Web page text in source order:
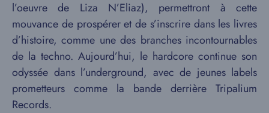
l’oeuvre de Liza N’Eliaz), permettront à cette
mouvance de prospérer et de s’inscrire dans les livres
d’histoire, comme une des branches incontournables
de la techno. Aujourd’hui, le hardcore continue son
odyssée dans l’underground, avec de jeunes labels
prometteurs comme la bande derrière Tripalium
Records.